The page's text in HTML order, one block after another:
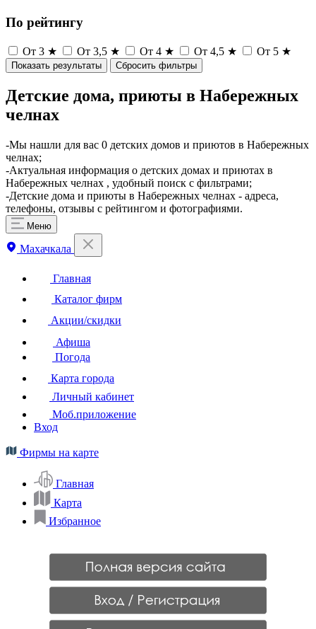
По рейтингу
От 3 ★ От 3,5 ★ От 4 ★ От 4,5 ★ От 5 ★
Показать результаты Сбросить фильтры
Детские дома, приюты в Набережных
челнах
-Мы нашли для вас 0 детских домов и приютов в Набережных
челнах;
-Актуальная информация о детских домах и приютах в
Набережных челнах , удобный поиск с фильтрами;
-Детские дома и приюты в Набережных челнах - адреса,
телефоны, отзывы с рейтингом и фотографиями.
Меню
Махачкала
Главная
Каталог фирм
Акции/скидки
Афиша
Погода
Карта города
Личный кабинет
Моб.приложение
Вход
Фирмы на карте
Главная
Карта
Избранное